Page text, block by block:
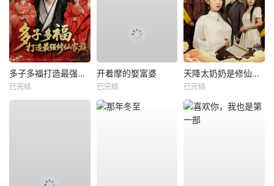
多子多福打造最强修仙家族
已完结
开着摩的娶富婆
已完结
天降太奶奶是修仙老祖
已完结